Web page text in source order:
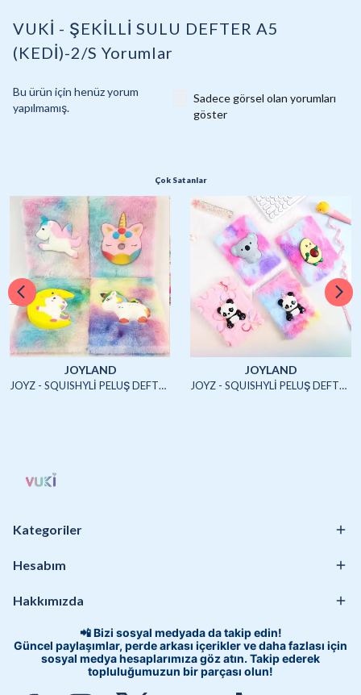
VUKİ - ŞEKİLLİ SULU DEFTER A5
(KEDİ)-2/S Yorumlar
Bu ürün için henüz yorum
yapılmamış.
Sadece görsel olan yorumları
göster
Çok Satanlar
JOYLAND
JOYZ - SQUISHYLİ PELUŞ DEFTER A5 (UNICORN2)-4/S
JOYLAND
JOYZ - SQUISHYLİ PELUŞ DEFTER A5 (HAYVANLAR)-4/S
Kategoriler
Hesabım
Hakkımızda
📲 Bizi sosyal medyada da takip edin!
Güncel paylaşımlar, perde arkası içerikler ve daha fazlası için
sosyal medya hesaplarımıza göz atın. Takip ederek
topluluğumuzun bir parçası olun!